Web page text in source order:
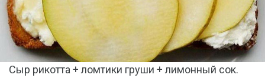
Сыр рикотта + ломтики груши + лимонный сок.